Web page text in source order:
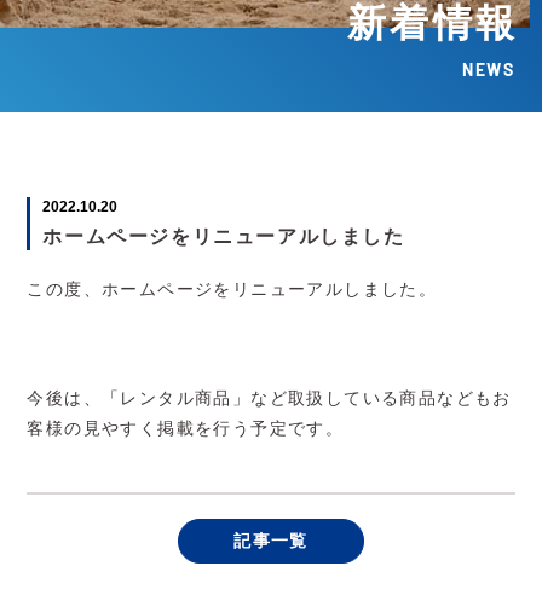
新着情報
NEWS
2022.10.20
ホームページをリニューアルしました
この度、ホームページをリニューアルしました。
今後は、「レンタル商品」など取扱している商品などもお
客様の見やすく掲載を行う予定です。
記事一覧